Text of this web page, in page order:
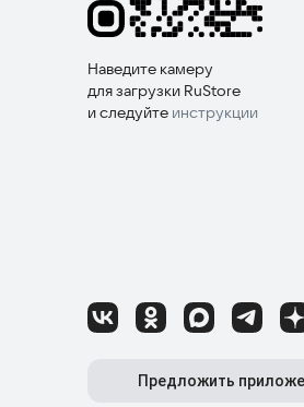
Наведите камеру
для загрузки RuStore
и следуйте инструкции
Предложить